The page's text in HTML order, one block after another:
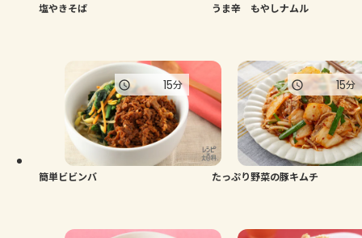
塩やきそば うま辛 もやしナムル
簡単ビビンバ
15分
たっぷり野菜の豚キムチ
15分